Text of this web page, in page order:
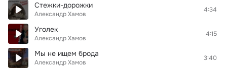
Стежки-дорожки
Александр Хамов
4:34
Уголек
Александр Хамов
4:15
Мы не ищем брода
Александр Хамов
3:40